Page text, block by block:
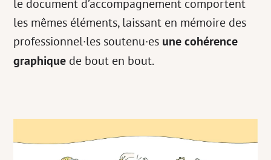
le document d’accompagnement comportent
les mêmes éléments, laissant en mémoire des
professionnel·les soutenu·es une cohérence
graphique de bout en bout.